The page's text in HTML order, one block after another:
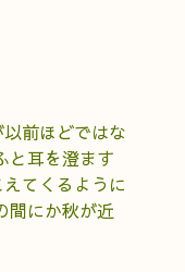
前ほどではな
と耳を澄ます
てくるように
間にか秋が近